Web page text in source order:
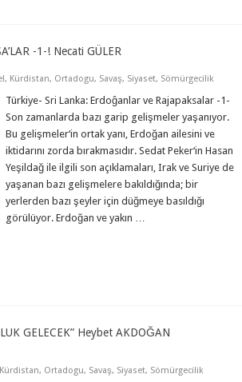
-1-! Necati GÜLER
, Kürdistan, Ortadogu, Savaş, Siyaset, Sömürgecilik
Türkiye- Sri Lanka: Erdoĝanlar ve Rajapaksalar -1-
Son zamanlarda bazı garip gelişmeler yaşanıyor.
Bu gelişmeler‘in ortak yanı, Erdoğan ailesini ve
iktidarını zorda bırakmasıdır. Sedat Peker‘in Hasan
Yeşildağ ile ilgili son açıklamaları, Irak ve Suriye de
yaşanan bazı gelişmelere bakıldığında; bir
yerlerden bazı şeyler için düğmeye basıldığı
görülüyor. Erdoğan ve yakın …
GELECEK” Heybet AKDOĞAN
Kürdistan, Ortadogu, Savaş, Siyaset, Sömürgecilik